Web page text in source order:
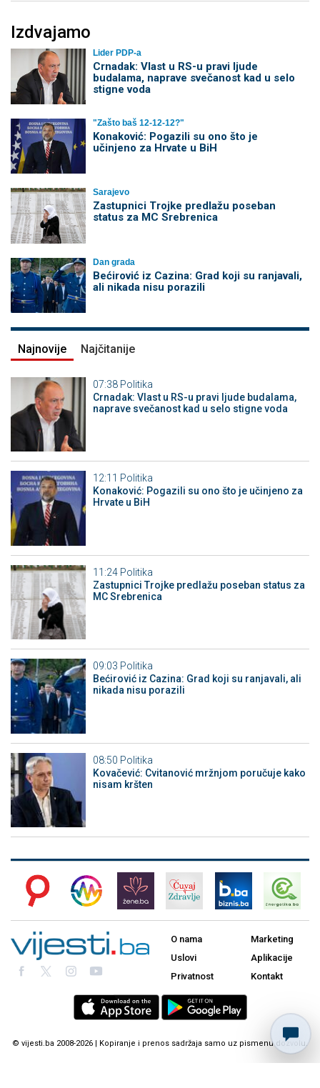
Izdvajamo
Lider PDP-a
Crnadak: Vlast u RS-u pravi ljude
budalama, naprave svečanost kad u selo
stigne voda
"Zašto baš 12-12-12?"
Konaković: Pogazili su ono što je
učinjeno za Hrvate u BiH
Sarajevo
Zastupnici Trojke predlažu poseban
status za MC Srebrenica
Dan grada
Bećirović iz Cazina: Grad koji su ranjavali,
ali nikada nisu porazili
Najnovije Najčitanije
07:38 Politika
Crnadak: Vlast u RS-u pravi ljude budalama,
naprave svečanost kad u selo stigne voda
12:11 Politika
Konaković: Pogazili su ono što je učinjeno za
Hrvate u BiH
11:24 Politika
Zastupnici Trojke predlažu poseban status za
MC Srebrenica
09:03 Politika
Bećirović iz Cazina: Grad koji su ranjavali, ali
nikada nisu porazili
08:50 Politika
Kovačević: Cvitanović mržnjom poručuje kako
nisam kršten
O nama
Uslovi
Privatnost
Marketing
Aplikacije
Kontakt
© vijesti.ba 2008-2026 | Kopiranje i prenos sadržaja samo uz pismenu dozvolu.